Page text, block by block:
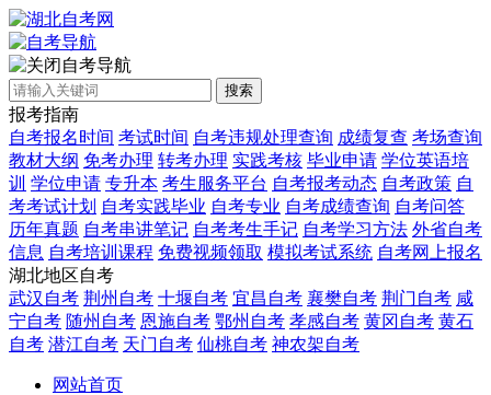
自考导航
搜索
报考指南
自考报名时间 考试时间 自考违规处理查询 成绩复查 考场查询
教材大纲 免考办理 转考办理 实践考核 毕业申请 学位英语培
训 学位申请 专升本 考生服务平台 自考报考动态 自考政策 自
考考试计划 自考实践毕业 自考专业 自考成绩查询 自考问答
历年真题 自考串讲笔记 自考考生手记 自考学习方法 外省自考
信息 自考培训课程 免费视频领取 模拟考试系统 自考网上报名
湖北地区自考
武汉自考 荆州自考 十堰自考 宜昌自考 襄樊自考 荆门自考 咸
宁自考 随州自考 恩施自考 鄂州自考 孝感自考 黄冈自考 黄石
自考 潜江自考 天门自考 仙桃自考 神农架自考
网站首页